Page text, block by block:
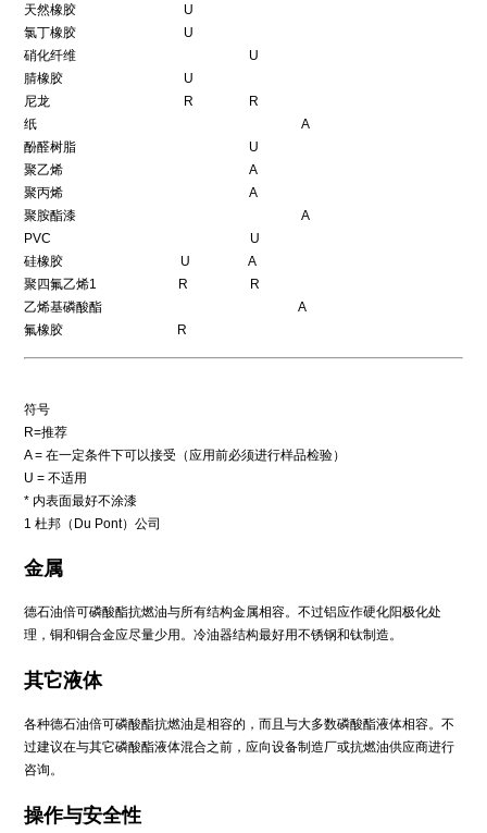
天然橡胶 U
氯丁橡胶 U
硝化纤维 U
腈橡胶 U
尼龙 R R
纸 A
酚醛树脂 U
聚乙烯 A
聚丙烯 A
聚胺酯漆 A
PVC U
硅橡胶 U A
聚四氟乙烯1 R R
乙烯基磷酸酯 A
氟橡胶 R
符号
R=推荐
A = 在一定条件下可以接受（应用前必须进行样品检验）
U = 不适用
* 内表面最好不涂漆
1 杜邦（Du Pont）公司
金属
德石油倍可磷酸酯抗燃油与所有结构金属相容。不过铝应作硬化阳极化处
理，铜和铜合金应尽量少用。冷油器结构最好用不锈钢和钛制造。
其它液体
各种德石油倍可磷酸酯抗燃油是相容的，而且与大多数磷酸酯液体相容。不
过建议在与其它磷酸酯液体混合之前，应向设备制造厂或抗燃油供应商进行
咨询。
操作与安全性